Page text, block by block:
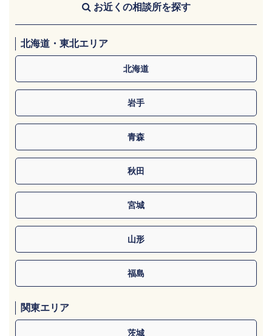
お近くの相談所を探す
北海道・東北エリア
北海道
岩手
青森
秋田
宮城
山形
福島
関東エリア
茨城